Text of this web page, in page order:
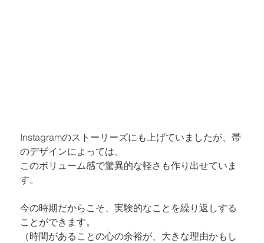
Instagramのストーリーズにも上げていましたが、帯
のデザインによっては、
このボリューム感で驚異的な軽さも作り出せていま
す。
今の時期だからこそ、実験的なことを繰り返しする
ことができます。
（時間があることの心の余裕が、大きな理由かもし